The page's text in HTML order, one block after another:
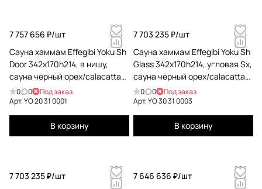
7 757 656 ₽/шт
Сауна хаммам Effegibi Yoku Sh
Door 342x170h214, в нишу,
сауна чёрный орех/calacatta
gold extra YO 20 31 0001
0 0
Под заказ
Арт.YO 20 31 0001
В корзину
7 703 235 ₽/шт
Сауна хаммам Effegibi Yoku Sh
Glass 342x170h214, угловая Sx,
сауна чёрный орех/calacatta
gold extra YO 30 31 0003
0 0
Под заказ
Арт.YO 30 31 0003
В корзину
7 703 235 ₽/шт
7 646 636 ₽/шт